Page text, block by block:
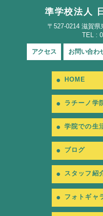
準学校法人
〒527-0214 滋賀県
TEL :
アクセス お問い合わ
HOME
ラチーノ学
学院での生
ブログ
スタッフ紹
フォトギャ